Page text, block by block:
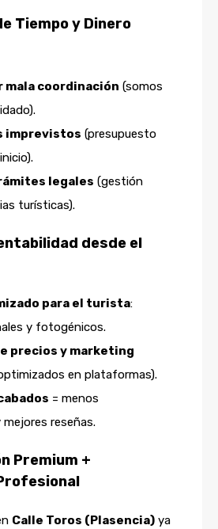
Tiempo y Dinero
mala coordinación (somos
imprevistos (presupuesto
legales (gestión
turísticas).
desde el
para el turista:
y fotogénicos.
precios y marketing
en plataformas).
= menos
reseñas.
Premium +
Calle Toros (Plasencia) ya